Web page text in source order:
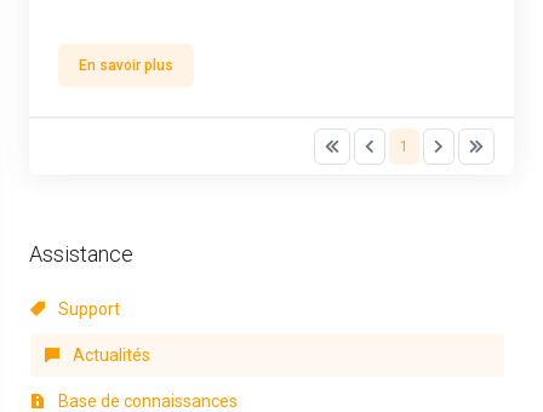
Assistance
Support
Actualités
Base de connaissances
En savoir plus
1